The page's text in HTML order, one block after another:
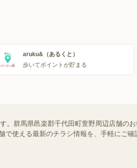
aruku&（あるくと）
歩いてポイントが貯まる
。群馬県邑楽郡千代田町萱野周辺店舗の
使える最新のチラシ情報を、手軽にご